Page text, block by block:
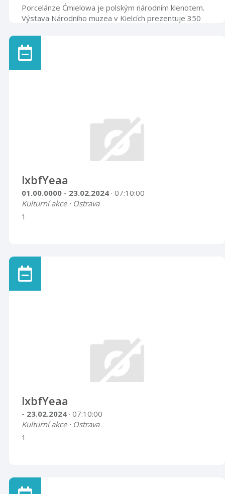
Porcelánze Ćmielowa je polským národním klenotem.
Výstava Národního muzea v Kielcích prezentuje 350
aniž by navštívil továrnu a přinejmenším sklad fajáns; je
totiž příjemné podívat se na tuto sbírku nádobí
tuzemské výroby, různorodých a krásných tvarů, a
lxbfYeaa
01.00.0000 - 23.02.2024 · 07:10:00
Kulturní akce · Ostrava
1
lxbfYeaa
- 23.02.2024 · 07:10:00
Kulturní akce · Ostrava
1